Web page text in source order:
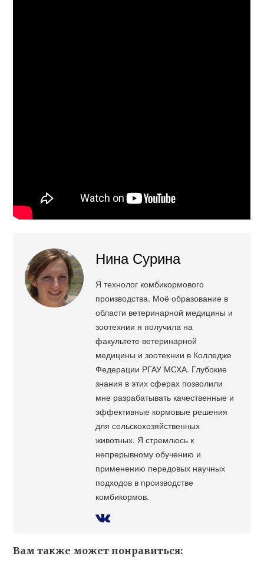
Нина Сурина
Я технолог комбикормового
производства. Моё образование в
области ветеринарной медицины и
зоотехнии я получила на
факультете ветеринарной
медицины и зоотехнии в Колледже
Федерации РГАУ МСХА. Глубокие
знания в этих сферах позволили
мне разрабатывать качественные и
эффективные кормовые решения
для сельскохозяйственных
животных. Я стремлюсь к
непрерывному обучению и
применению передовых научных
подходов в производстве
комбикормов.
Вам также может понравиться: